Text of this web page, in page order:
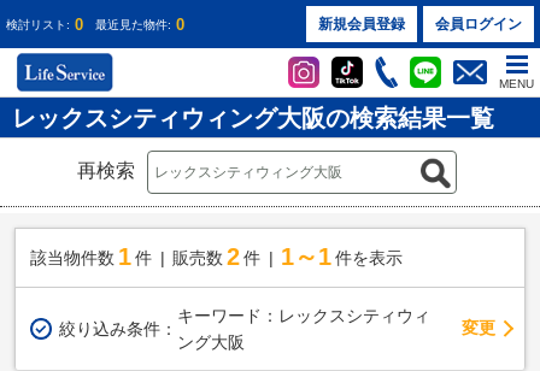
検討リスト: 0 最近見た物件: 0 新規会員登録 会員ログイン
MENU
レックスシティウィング大阪の検索結果一覧
再検索
該当物件数 1件 販売数 2 件 1～1 件を表示
絞り込み条件：
キーワード：レックスシティウィ
ング大阪
変更